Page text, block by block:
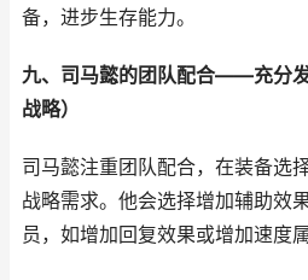
备，进步生存能力。
九、司马懿的团队配合——充分发
战略）
司马懿注重团队配合，在装备选
战略需求。他会选择增加辅助效
员，如增加回复效果或增加速度